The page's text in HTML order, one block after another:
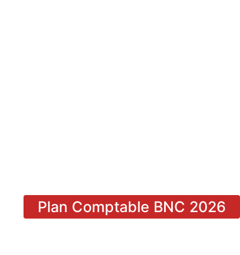
Plan Comptable BNC 2026